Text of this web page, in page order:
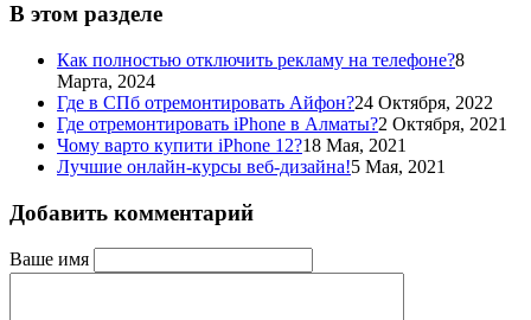
В этом разделе
Как полностью отключить рекламу на телефоне?8
Марта, 2024
Где в СПб отремонтировать Айфон?24 Октября, 2022
Где отремонтировать iPhone в Алматы?2 Октября, 2021
Чому варто купити iPhone 12?18 Мая, 2021
Лучшие онлайн-курсы веб-дизайна!5 Мая, 2021
Добавить комментарий
Ваше имя